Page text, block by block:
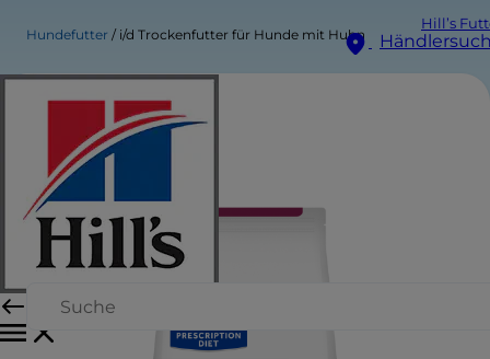
Hill’s
Hundefutter i/d Trockenfutter für Hunde mit Huhn